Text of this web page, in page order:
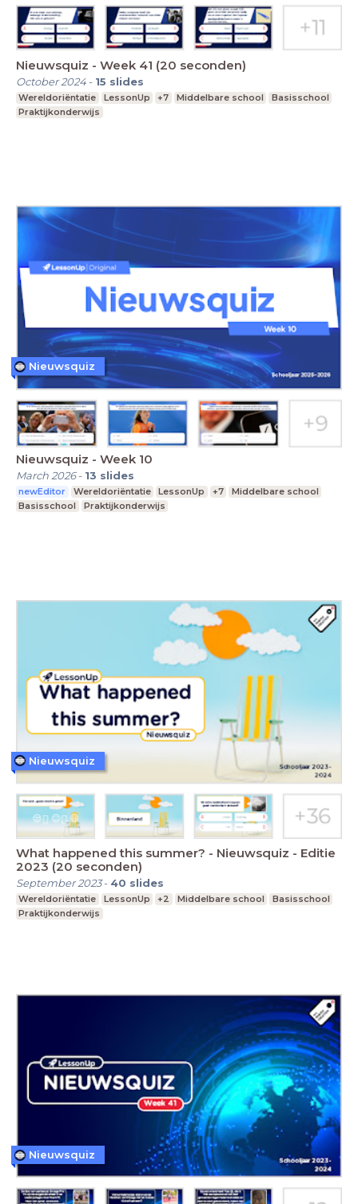
Nieuwsquiz - Week 41 (20 seconden)
October 2024- 15 slides
Wereldoriëntatie LessonUp +7 Middelbare school
Basisschool
Praktijkonderwijs
Nieuwsquiz - Week 10
March 2026- 13 slides
newEditor Wereldoriëntatie LessonUp +7
Middelbare school
Basisschool
Praktijkonderwijs
Nieuwsquiz
What happened this summer? - Nieuwsquiz - Editie
2023 (20 seconden)
September 2023- 40 slides
Wereldoriëntatie LessonUp +2 Middelbare school
Basisschool
Praktijkonderwijs
Nieuwsquiz
Nieuwsquiz